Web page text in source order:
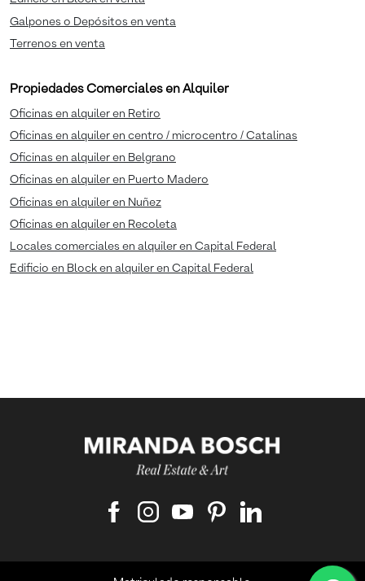
Galpones o Depósitos en venta
Terrenos en venta
Propiedades Comerciales en Alquiler
Oficinas en alquiler en Retiro
Oficinas en alquiler en centro / microcentro / Catalinas
Oficinas en alquiler en Belgrano
Oficinas en alquiler en Puerto Madero
Oficinas en alquiler en Nuñez
Oficinas en alquiler en Recoleta
Locales comerciales en alquiler en Capital Federal
Edificio en Block en alquiler en Capital Federal